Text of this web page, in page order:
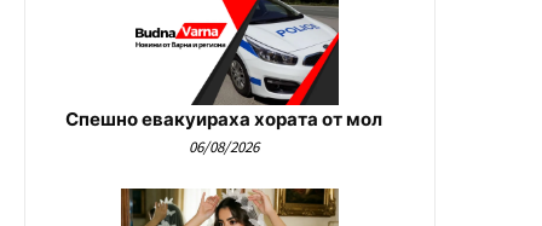
Спешно евакуираха хората от мол
06/08/2026